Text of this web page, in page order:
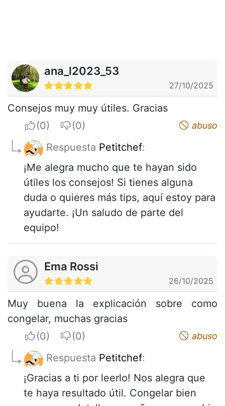
ana_l2023_53
27/10/2025
Consejos muy muy útiles. Gracias
I apreciateI do not appreciate abuso
Respuesta Petitchef:
¡Me alegra mucho que te hayan sido
útiles los consejos! Si tienes alguna
duda o quieres más tips, aquí estoy para
ayudarte. ¡Un saludo de parte del
equipo!
Ema Rossi
26/10/2025
Muy buena la explicación sobre como
congelar, muchas gracias
I apreciateI do not appreciate abuso
Respuesta Petitchef:
¡Gracias a ti por leerlo! Nos alegra que
te haya resultado útil. Congelar bien